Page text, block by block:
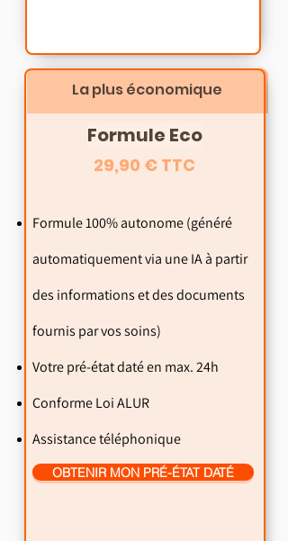
La plus économique
Formule Eco
29,90 € TTC
Formule 100% autonome (généré
automatiquement via une IA à partir
des informations et des documents
fournis par vos soins)
Votre pré-état daté en max. 24h
Conforme Loi ALUR
Assistance téléphonique
OBTENIR MON PRÉ-ÉTAT DATÉ